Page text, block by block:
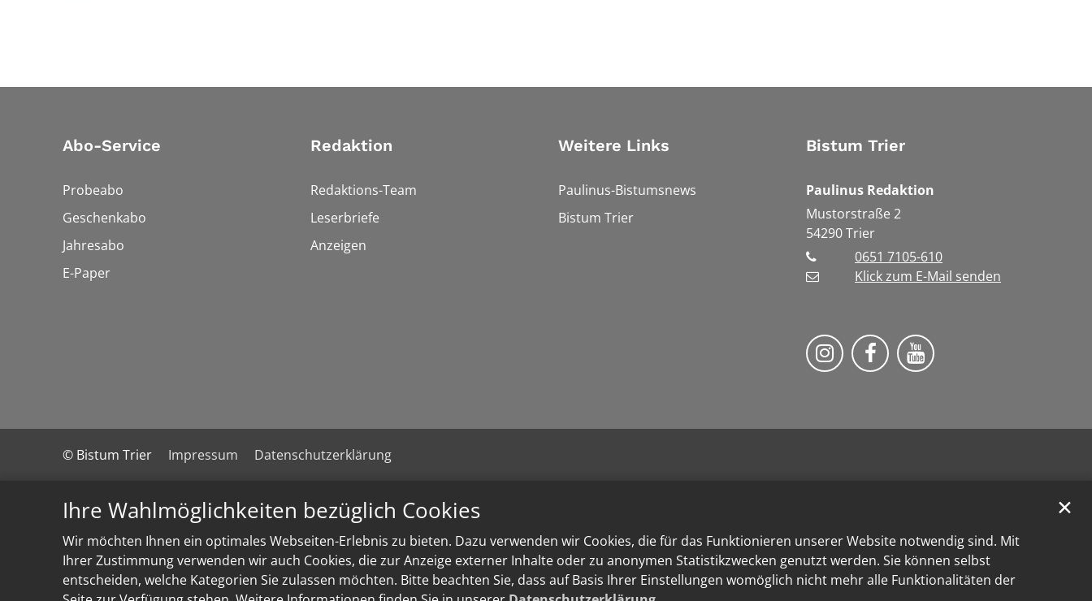
Ihre Wahlmöglichkeiten bezüglich Cookies
Wir möchten Ihnen ein optimales Webseiten-Erlebnis zu bieten. Dazu verwenden wir Cookies, die für das Funktionieren unserer Website notwendig sind. Mit
Ihrer Zustimmung verwenden wir auch Cookies, die zur Anzeige externer Inhalte oder zu anonymen Statistikzwecken genutzt werden. Sie können selbst
entscheiden, welche Kategorien Sie zulassen möchten. Bitte beachten Sie, dass auf Basis Ihrer Einstellungen womöglich nicht mehr alle Funktionalitäten der
✕
Abo-Service
Probeabo
Geschenkabo
Jahresabo
E-Paper
Redaktion
Redaktions-Team
Leserbriefe
Anzeigen
Weitere Links
Paulinus-Bistumsnews
Bistum Trier
Bistum Trier
Paulinus Redaktion
Mustorstraße 2
54290Trier
0651 7105-610
Klick zum E-Mail senden
Bistum Trier auf Instragram
Bistum Trier auf Facebook
Bistum Trier auf
© Bistum Trier Impressum Datenschutzerklärung